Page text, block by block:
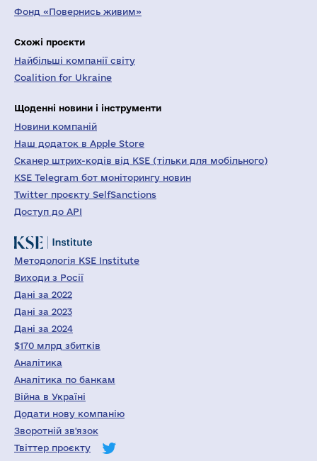
Фонд «Повернись живим»
Схожі проєкти
Найбільші компанії світу
Coalition for Ukraine
Щоденні новини і інструменти
Новини компаній
Наш додаток в Apple Store
Сканер штрих-кодів від KSE (тільки для мобільного)
KSE Telegram бот моніторингу новин
Twitter проєкту SelfSanctions
Доступ до API
Методологія KSE Institute
Виходи з Росії
Дані за 2022
Дані за 2023
Дані за 2024
$170 млрд збитків
Аналітика
Аналітика по банкам
Війна в Україні
Додати нову компанію
Зворотній зв'язок
Твіттер проєкту